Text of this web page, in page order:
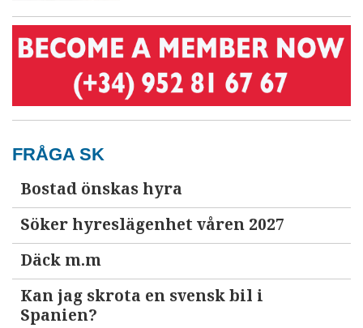
FRÅGA SK
Bostad önskas hyra
Söker hyreslägenhet våren 2027
Däck m.m
Kan jag skrota en svensk bil i
Spanien?